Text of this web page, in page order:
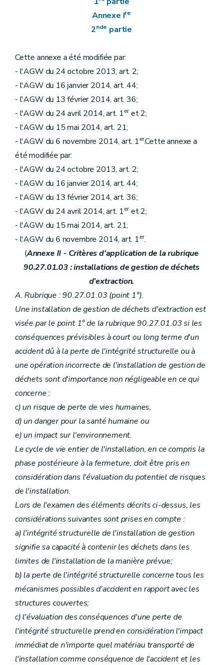
Annexe Ire
2nde partie
Cette annexe a été modifiée par:
- l'AGW du 24 octobre 2013, art. 2;
- l'AGW du 16 janvier 2014, art. 44;
- l'AGW du 13 février 2014, art. 36;
- l'AGW du 24 avril 2014, art. 1eret 2;
- l'AGW du 15 mai 2014, art. 21;
- l'AGW du 6 novembre 2014, art. 1er.Cette annexe a
été modifiée par:
- l'AGW du 24 octobre 2013, art. 2;
- l'AGW du 16 janvier 2014, art. 44;
- l'AGW du 13 février 2014, art. 36;
- l'AGW du 24 avril 2014, art. 1eret 2;
- l'AGW du 15 mai 2014, art. 21;
- l'AGW du 6 novembre 2014, art. 1er.
(Annexe II - Critères d'application de la rubrique
90.27.01.03 : installations de gestion de déchets
d'extraction.
A. Rubrique : 90.27.01.03 (point 1°).
Une installation de gestion de déchets d'extraction est
visée par le point 1° de la rubrique 90.27.01.03 si les
conséquences prévisibles à court ou long terme d'un
accident dû à la perte de l'intégrité structurelle ou à
une opération incorrecte de l'installation de gestion de
déchets sont d'importance non négligeable en ce qui
concerne :
c) un risque de perte de vies humaines,
d) un danger pour la santé humaine ou
e) un impact sur l'environnement.
Le cycle de vie entier de l'installation, en ce compris la
phase postérieure à la fermeture, doit être pris en
considération dans l'évaluation du potentiel de risques
de l'installation.
Lors de l'examen des éléments décrits ci-dessus, les
considérations suivantes sont prises en compte :
a) l'intégrité structurelle de l'installation de gestion
signifie sa capacité à contenir les déchets dans les
limites de l'installation de la manière prévue;
b) la perte de l'intégrité structurelle concerne tous les
mécanismes possibles d'accident en rapport avec les
structures couvertes;
c) l'évaluation des conséquences d'une perte de
l'intégrité structurelle prend en considération l'impact
immédiat de n'importe quel matériau transporté de
l'installation comme conséquence de l'accident et les